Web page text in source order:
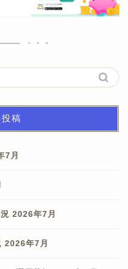
稿
7月
2026年7月
2026年7月